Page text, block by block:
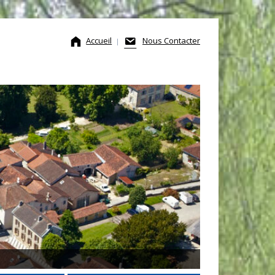
Accueil Nous Contacter